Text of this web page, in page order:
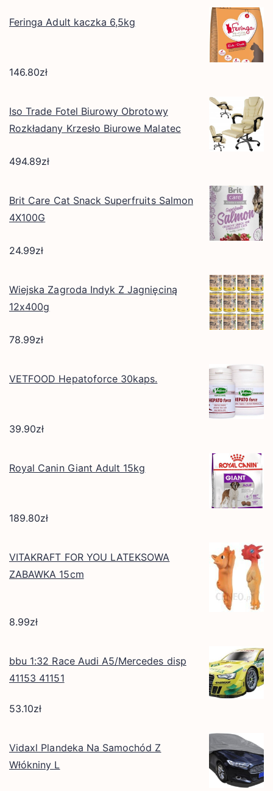
Feringa Adult kaczka 6,5kg
146.80zł
Iso Trade Fotel Biurowy Obrotowy
Rozkładany Krzesło Biurowe Malatec
494.89zł
Brit Care Cat Snack Superfruits Salmon
4X100G
24.99zł
Wiejska Zagroda Indyk Z Jagnięciną
12x400g
78.99zł
VETFOOD Hepatoforce 30kaps.
39.90zł
Royal Canin Giant Adult 15kg
189.80zł
VITAKRAFT FOR YOU LATEKSOWA
ZABAWKA 15cm
8.99zł
bbu 1:32 Race Audi A5/Mercedes disp
41153 41151
53.10zł
Vidaxl Plandeka Na Samochód Z
Włókniny L